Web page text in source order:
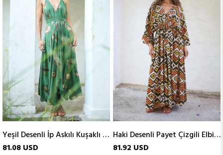
Yeşil Desenli İp Askılı Kuşaklı İpek Elbise
81.08 USD
Haki Desenli Payet Çizgili Elbise
81.92 USD